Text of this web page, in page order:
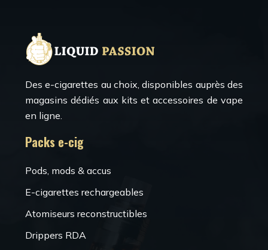
Des e-cigarettes au choix, disponibles auprès des
magasins dédiés aux kits et accessoires de vape
en ligne.
Packs e-cig
Pods, mods & accus
E-cigarettes rechargeables
Atomiseurs reconstructibles
Drippers RDA